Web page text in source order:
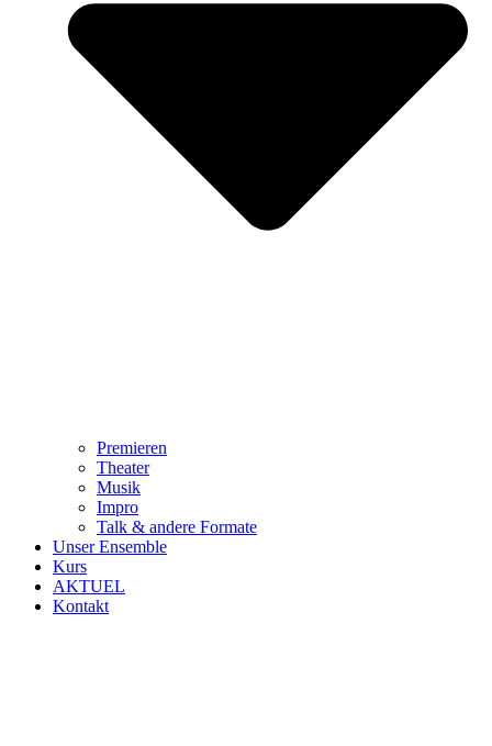
Premieren
Theater
Musik
Impro
Talk & andere Formate
Unser Ensemble
Kurs
AKTUEL
Kontakt